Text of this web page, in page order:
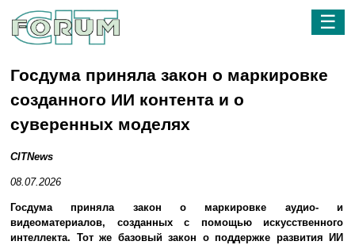
☰
Госдума приняла закон о маркировке
созданного ИИ контента и о
суверенных моделях
CITNews
08.07.2026
Госдума приняла закон о маркировке аудио- и
видеоматериалов, созданных с помощью искусственного
интеллекта. Тот же базовый закон о поддержке развития ИИ